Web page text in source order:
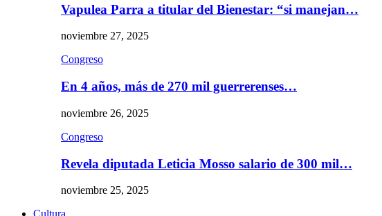
Vapulea Parra a titular del Bienestar: “si manejan…
noviembre 27, 2025
Congreso
En 4 años, más de 270 mil guerrerenses…
noviembre 26, 2025
Congreso
Revela diputada Leticia Mosso salario de 300 mil…
noviembre 25, 2025